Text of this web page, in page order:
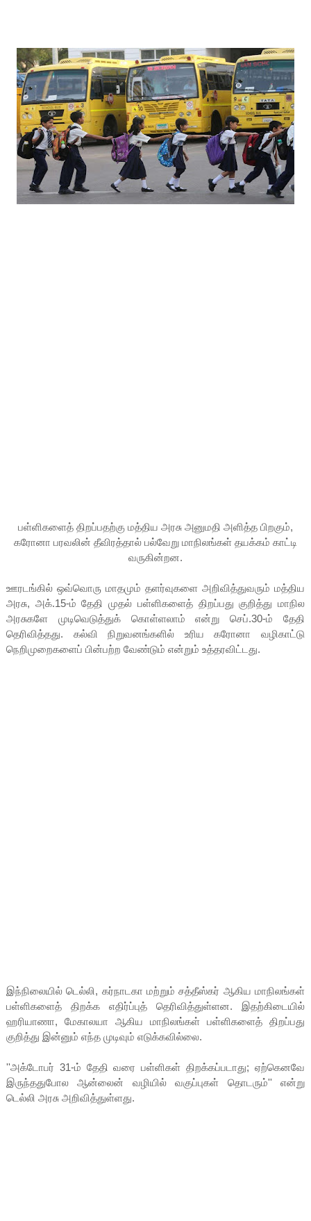
பள்ளிகளைத் திறப்பதற்கு மத்திய அரசு அனுமதி அளித்த பிறகும்,
கரோனா பரவலின் தீவிரத்தால் பல்வேறு மாநிலங்கள் தயக்கம் காட்டி
வருகின்றன.
ஊரடங்கில் ஒவ்வொரு மாதமும் தளர்வுகளை அறிவித்துவரும் மத்திய
அரசு, அக்.15-ம் தேதி முதல் பள்ளிகளைத் திறப்பது குறித்து மாநில
அரசுகளே முடிவெடுத்துக் கொள்ளலாம் என்று செப்.30-ம் தேதி
தெரிவித்தது. கல்வி நிறுவனங்களில் உரிய கரோனா வழிகாட்டு
நெறிமுறைகளைப் பின்பற்ற வேண்டும் என்றும் உத்தரவிட்டது.
இந்நிலையில் டெல்லி, கர்நாடகா மற்றும் சத்தீஸ்கர் ஆகிய மாநிலங்கள்
பள்ளிகளைத் திறக்க எதிர்ப்புத் தெரிவித்துள்ளன. இதற்கிடையில்
ஹரியாணா, மேகாலயா ஆகிய மாநிலங்கள் பள்ளிகளைத் திறப்பது
குறித்து இன்னும் எந்த முடிவும் எடுக்கவில்லை.
''அக்டோபர் 31-ம் தேதி வரை பள்ளிகள் திறக்கப்படாது; ஏற்கெனவே
இருந்ததுபோல ஆன்லைன் வழியில் வகுப்புகள் தொடரும்'' என்று
டெல்லி அரசு அறிவித்துள்ளது.